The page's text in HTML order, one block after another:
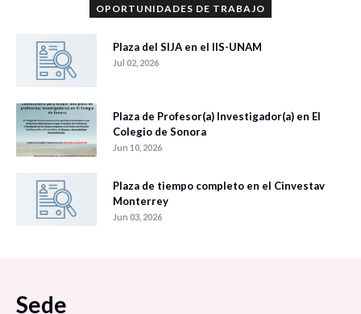
OPORTUNIDADES DE TRABAJO
Plaza del SIJA en el IIS-UNAM
Jul 02, 2026
Plaza de Profesor(a) Investigador(a) en El
Colegio de Sonora
Jun 10, 2026
Plaza de tiempo completo en el Cinvestav
Monterrey
Jun 03, 2026
Sede